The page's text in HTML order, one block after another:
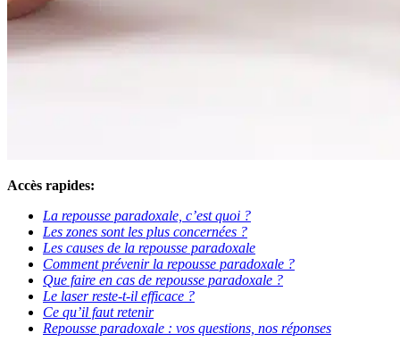
Accès rapides:
La repousse paradoxale, c’est quoi ?
Les zones sont les plus concernées ?
Les causes de la repousse paradoxale
Comment prévenir la repousse paradoxale ?
Que faire en cas de repousse paradoxale ?
Le laser reste-t-il efficace ?
Ce qu’il faut retenir
Repousse paradoxale : vos questions, nos réponses